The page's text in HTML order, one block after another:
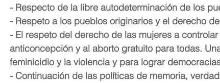
- Respecto de la libre autodeterminación de los
- Respeto a los pueblos originarios y el derecho
- El respeto del derecho de las mujeres a
anticoncepción y al aborto gratuito para todas.
feminicidio y la violencia y para lograr
- Continuación de las políticas de memoria,